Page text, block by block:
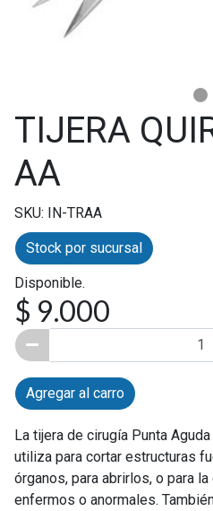
TIJERA
AA
SKU: IN-TRAA
Stock por sucursal
Disponible.
$ 9.000
Agregar al carro
La tijera de cirugía Punta
utiliza para cortar estructuras
órganos, para abrirlos, o para
enfermos o anormales.